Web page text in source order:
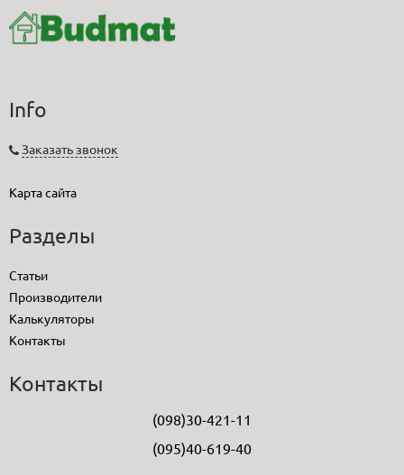
Info
Заказать звонок
Карта сайта
Разделы
Статьи
Производители
Калькуляторы
Контакты
Контакты
(098)30-421-11
(095)40-619-40